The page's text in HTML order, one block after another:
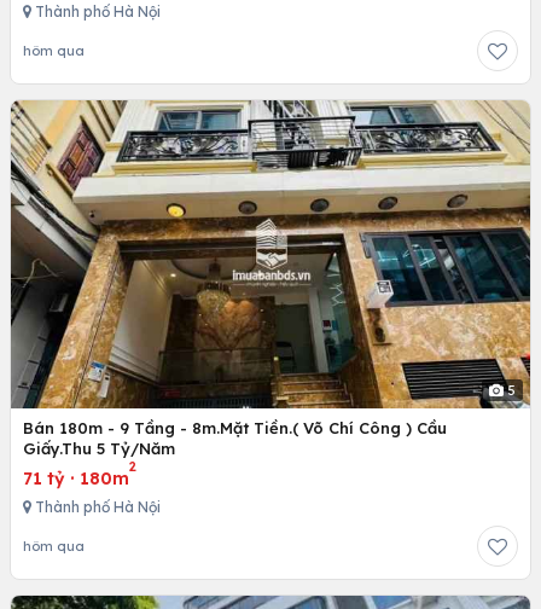
Thành phố Hà Nội
hôm qua
5
Bán 180m - 9 Tầng - 8m.Mặt Tiền.( Võ Chí Công ) Cầu
Giấy.Thu 5 Tỷ/Năm
71 tỷ · 180m
2
Thành phố Hà Nội
hôm qua